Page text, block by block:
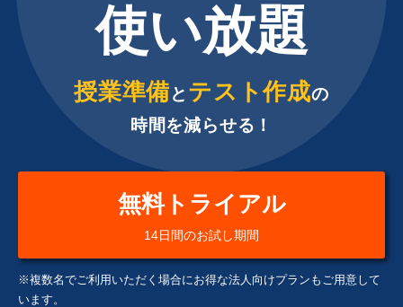
使い放題
授業準備と テスト作成の
時間を減らせる！
無料トライアル
14日間のお試し期間
※複数名でご利用いただく場合にお得な法人向けプランもご用意して
います。